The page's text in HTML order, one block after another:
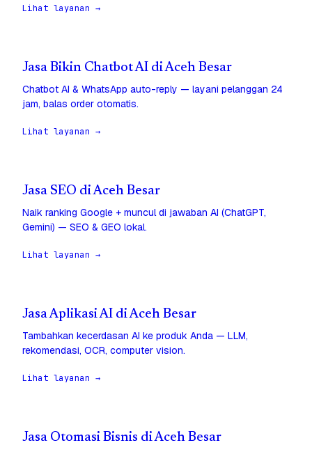
Lihat layanan →
Jasa Bikin Chatbot AI di Aceh Besar
Chatbot AI & WhatsApp auto-reply — layani pelanggan 24
jam, balas order otomatis.
Lihat layanan →
Jasa SEO di Aceh Besar
Naik ranking Google + muncul di jawaban AI (ChatGPT,
Gemini) — SEO & GEO lokal.
Lihat layanan →
Jasa Aplikasi AI di Aceh Besar
Tambahkan kecerdasan AI ke produk Anda — LLM,
rekomendasi, OCR, computer vision.
Lihat layanan →
Jasa Otomasi Bisnis di Aceh Besar